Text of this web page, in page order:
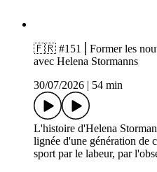
🇫🇷 #151⎪Former les
avec Helena Stormanns
30/07/2026
54 min
L'histoire d'Helena
lignée d'une génération de
sport par le labeur, par